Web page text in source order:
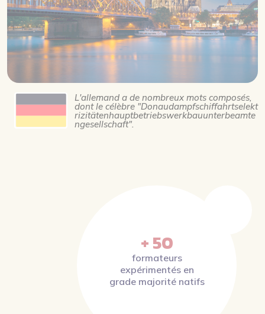
L'allemand a de nombreux mots composés,
dont le célèbre "Donaudampfschiffahrtselekt
rizitätenhauptbetriebswerkbauunterbeamte
ngesellschaft".
+ 50
formateurs
expérimentés en
grade majorité natifs